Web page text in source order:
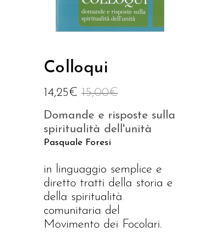
Colloqui
15,00€
14,25€
Domande e risposte sulla
spiritualità dell'unità
Pasquale Foresi
in linguaggio semplice e
diretto tratti della storia e
della spiritualità
comunitaria del
Movimento dei Focolari.